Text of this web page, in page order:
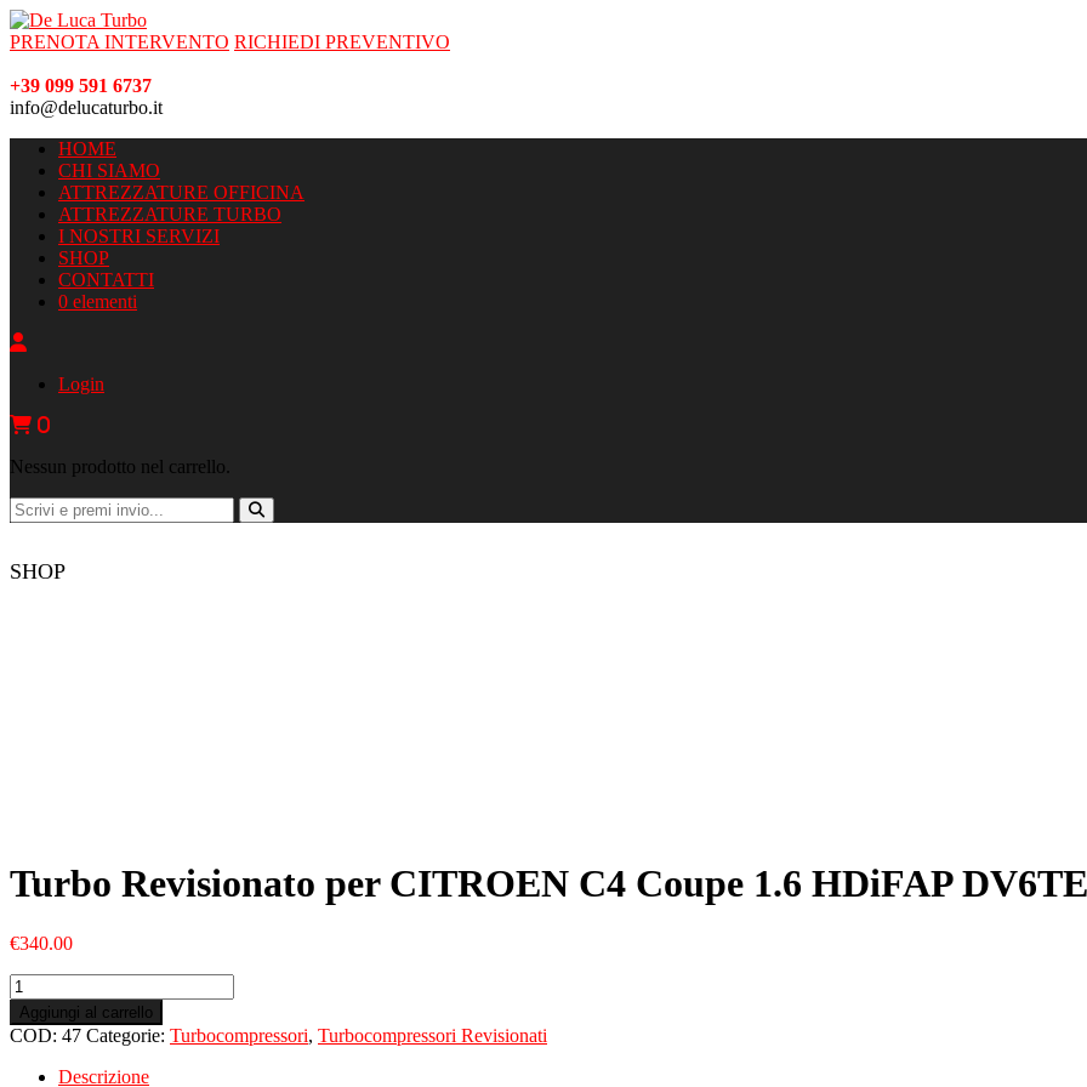
PRENOTA INTERVENTO RICHIEDI PREVENTIVO
+39 099 591 6737
info@delucaturbo.it
HOME
CHI SIAMO
ATTREZZATURE OFFICINA
ATTREZZATURE TURBO
I NOSTRI SERVIZI
SHOP
CONTATTI
0 elementi
Login
0
Nessun prodotto nel carrello.
SHOP
Turbo Revisionato per CITROEN C4 Coupe 1.6 HDiFAP
€340.00
Turbo
Revisionato
per
CITROEN
Aggiungi al carrello
COD: 47 Categorie: Turbocompressori, Turbocompressori Revisionati
Descrizione